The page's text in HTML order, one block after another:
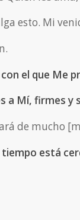
esto. Mi
el que Me
a Mí, firmes y
de mucho
tiempo está